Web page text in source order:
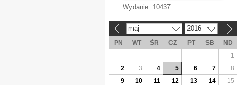
Wydanie: 10437
maj 2016
PN WT ŚR CZ PT SB
ND
1
2
3 4 5 6 7
8
9
10 11 12 13 14
15